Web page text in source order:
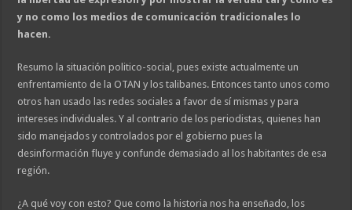
y no como los medios de comunicación tradicionales lo
hacen.
Resumo la situación politico-social, pues existe actualmente un
enfrentamiento de la OTAN y los talibanes. Entonces tanto unos como
otros han usado las redes sociales a favor de sí mismas y para
intereses individuales. Y al contrario de los periodistas, quienes han
sido manejados y controlados por el gobierno pues la
desinformación fluye y confunde demasiado al los habitantes de esa
región.
¿A qué voy con esto? Que como la historia nos ha enseñado, los